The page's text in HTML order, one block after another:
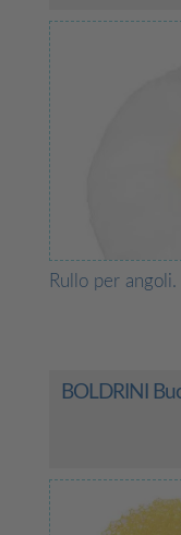
Rullo per angoli.
BOLDRINI